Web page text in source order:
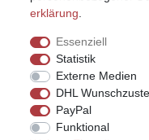
erklärung
Essenziell
Statistik
Externe Medien
DHL
PayPal
Funktional